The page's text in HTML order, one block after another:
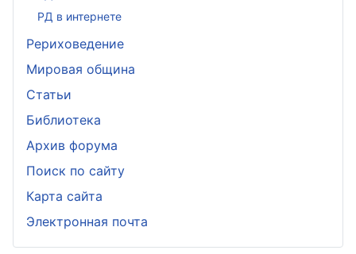
РД в интернете
Рериховедение
Мировая община
Статьи
Библиотека
Архив форума
Поиск по сайту
Карта сайта
Электронная почта